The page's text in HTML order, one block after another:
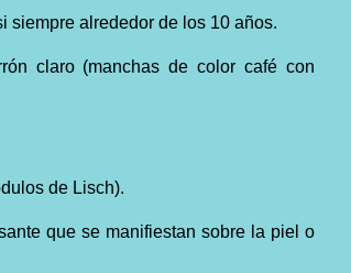
siempre alrededor de los 10 años.
claro (manchas de color café con
de Lisch).
que se manifiestan sobre la piel o